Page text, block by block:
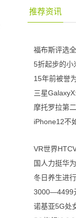
推荐资讯
福布斯评选
5折起步的小
15年前被誉
三星
摩托罗拉第
iPhone12不
VR世界
国人力挺华
冬日养生进
3000—4499
诺基亚5G处